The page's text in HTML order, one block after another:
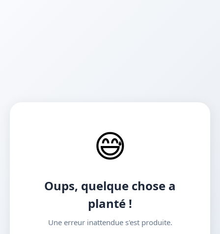
😅
Oups, quelque chose a
planté !
Une erreur inattendue s'est produite.